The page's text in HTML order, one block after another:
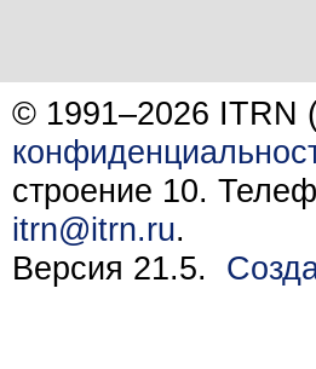
© 1991–2026 ITRN
строение 10.
itrn@itrn.ru.
Версия 21.5.